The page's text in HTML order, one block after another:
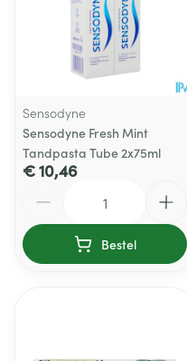
Sensodyne
Sensodyne Fresh Mint
Tandpasta Tube 2x75ml
€ 10,46
Bestel